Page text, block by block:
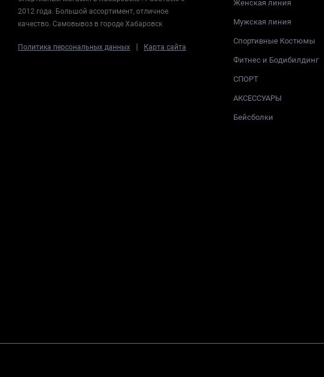
2012 года. Большой ассортимент, отличное
качество. Самовывоз в городе Хабаровск
Политика персональных данных | Карта сайта
Женская линия
Мужская линия
Спортивные Костюмы
Фитнес и Бодибилдинг
СПОРТ
АКСЕССУАРЫ
Бейсболки